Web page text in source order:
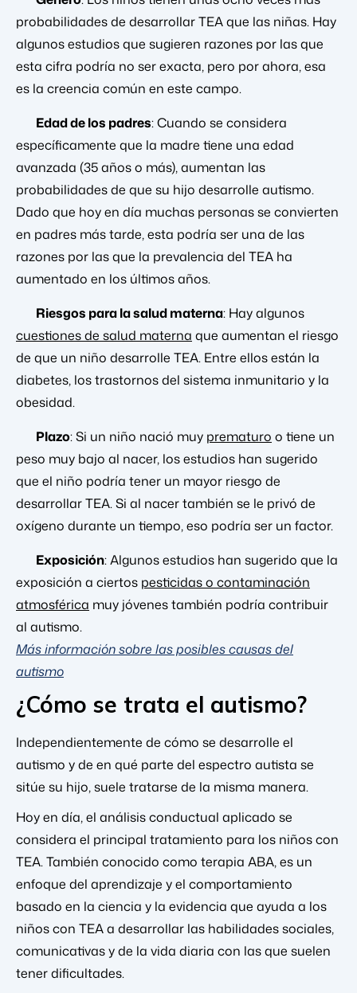
probabilidades de desarrollar TEA que las niñas. Hay
algunos estudios que sugieren razones por las que
esta cifra podría no ser exacta, pero por ahora, esa
es la creencia común en este campo.
Edad de los padres: Cuando se considera
específicamente que la madre tiene una edad
avanzada (35 años o más), aumentan las
probabilidades de que su hijo desarrolle autismo.
Dado que hoy en día muchas personas se convierten
en padres más tarde, esta podría ser una de las
razones por las que la prevalencia del TEA ha
aumentado en los últimos años.
Riesgos para la salud materna: Hay algunos
cuestiones de salud materna que aumentan el riesgo
de que un niño desarrolle TEA. Entre ellos están la
diabetes, los trastornos del sistema inmunitario y la
obesidad.
Plazo: Si un niño nació muy prematuro o tiene un
peso muy bajo al nacer, los estudios han sugerido
que el niño podría tener un mayor riesgo de
desarrollar TEA. Si al nacer también se le privó de
oxígeno durante un tiempo, eso podría ser un factor.
Exposición: Algunos estudios han sugerido que la
exposición a ciertos pesticidas o contaminación
atmosférica muy jóvenes también podría contribuir
al autismo.
Más información sobre las posibles causas del
autismo
¿Cómo se trata el autismo?
Independientemente de cómo se desarrolle el
autismo y de en qué parte del espectro autista se
sitúe su hijo, suele tratarse de la misma manera.
Hoy en día, el análisis conductual aplicado se
considera el principal tratamiento para los niños con
TEA. También conocido como terapia ABA, es un
enfoque del aprendizaje y el comportamiento
basado en la ciencia y la evidencia que ayuda a los
niños con TEA a desarrollar las habilidades sociales,
comunicativas y de la vida diaria con las que suelen
tener dificultades.